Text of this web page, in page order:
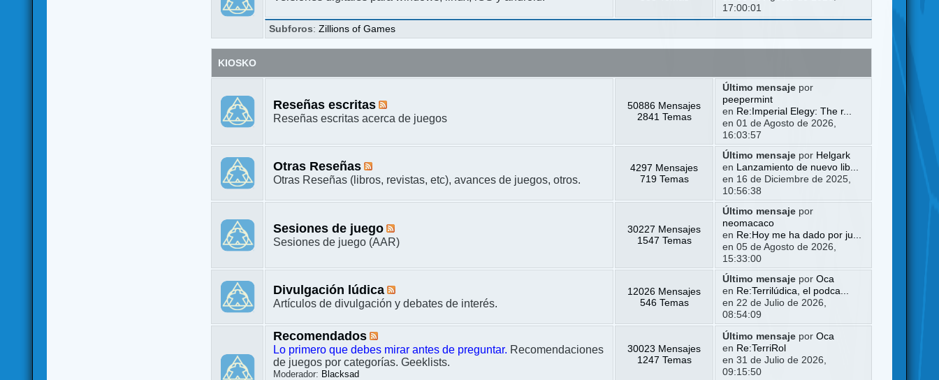
17:00:01
Subforos:Zillions of Games
KIOSKO
Reseñas escritas
Reseñas escritas acerca de juegos
50886 Mensajes
2841 Temas
Último mensajepor
peepermint
en Re:Imperial Elegy: The r...
en 01 de Agosto de 2026,
16:03:57
Otras Reseñas
Otras Reseñas (libros, revistas, etc), avances de juegos, otros.
4297 Mensajes
719 Temas
Último mensajepor Helgark
en
Lanzamiento de nuevo lib...
en 16 de Diciembre de 2025,
10:56:38
Sesiones de juego
Sesiones de juego (AAR)
30227 Mensajes
1547 Temas
Último mensajepor
neomacaco
en Re:Hoy me ha dado por ju...
en 05 de Agosto de 2026,
15:33:00
Divulgación lúdica
Artículos de divulgación y debates de interés.
12026 Mensajes
546 Temas
Último mensajepor Oca
en Re:Terrilúdica, el podca...
en 22 de Julio de 2026,
08:54:09
Recomendados
Lo primero que debes mirar antes de preguntar. Recomendaciones
de juegos por categorías. Geeklists.
Moderador: Blacksad
30023 Mensajes
1247 Temas
Último mensajepor Oca
en Re:TerriRol
en 31 de Julio de 2026,
09:15:50